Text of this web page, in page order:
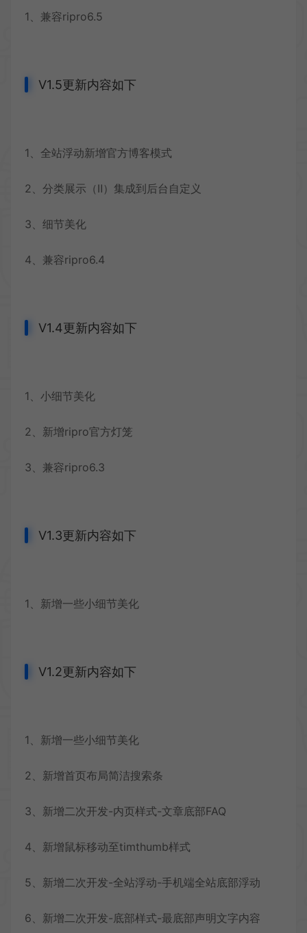
1、兼容ripro6.5
V1.5更新内容如下
1、全站浮动新增官方博客模式
2、分类展示（Ⅱ）集成到后台自定义
3、细节美化
4、兼容ripro6.4
V1.4更新内容如下
1、小细节美化
2、新增ripro官方灯笼
3、兼容ripro6.3
V1.3更新内容如下
1、新增一些小细节美化
V1.2更新内容如下
1、新增一些小细节美化
2、新增首页布局简洁搜索条
3、新增二次开发-内页样式-文章底部FAQ
4、新增鼠标移动至timthumb样式
5、新增二次开发-全站浮动-手机端全站底部浮动
6、新增二次开发-底部样式-最底部声明文字内容